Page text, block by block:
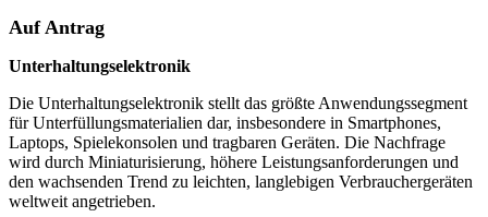
Auf Antrag
Unterhaltungselektronik
Die Unterhaltungselektronik stellt das größte Anwendungssegment
für Unterfüllungsmaterialien dar, insbesondere in Smartphones,
Laptops, Spielekonsolen und tragbaren Geräten. Die Nachfrage
wird durch Miniaturisierung, höhere Leistungsanforderungen und
den wachsenden Trend zu leichten, langlebigen Verbrauchergeräten
weltweit angetrieben.